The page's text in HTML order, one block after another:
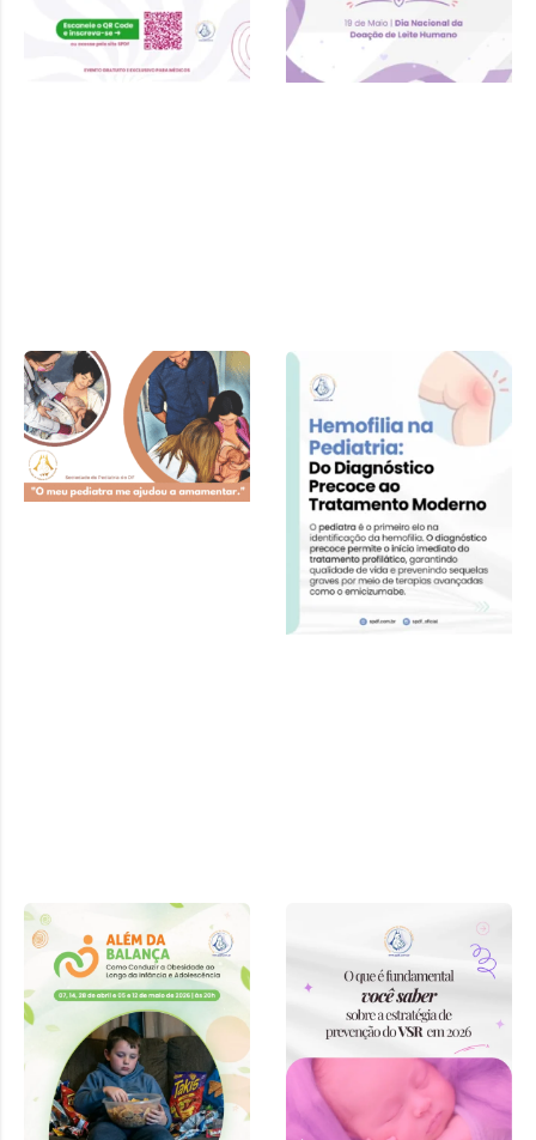
Cartilha SPDF –
Pediatra e
Amamentação
Conduzir a
Obesidade ao
Longo da
Infância e
Adolescência”